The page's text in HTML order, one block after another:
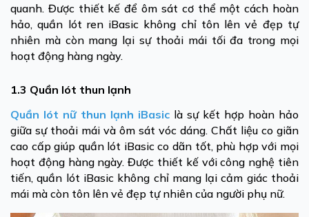
quanh. Được thiết kế để ôm sát cơ thể một cách hoàn
hảo, quần lót ren iBasic không chỉ tôn lên vẻ đẹp tự
nhiên mà còn mang lại sự thoải mái tối đa trong mọi
hoạt động hàng ngày.
1.3 Quần lót thun lạnh
Quần lót nữ thun lạnh iBasic là sự kết hợp hoàn hảo
giữa sự thoải mái và ôm sát vóc dáng. Chất liệu co giãn
cao cấp giúp quần lót iBasic co dãn tốt, phù hợp với mọi
hoạt động hàng ngày. Được thiết kế với công nghệ tiên
tiến, quần lót iBasic không chỉ mang lại cảm giác thoải
mái mà còn tôn lên vẻ đẹp tự nhiên của người phụ nữ.